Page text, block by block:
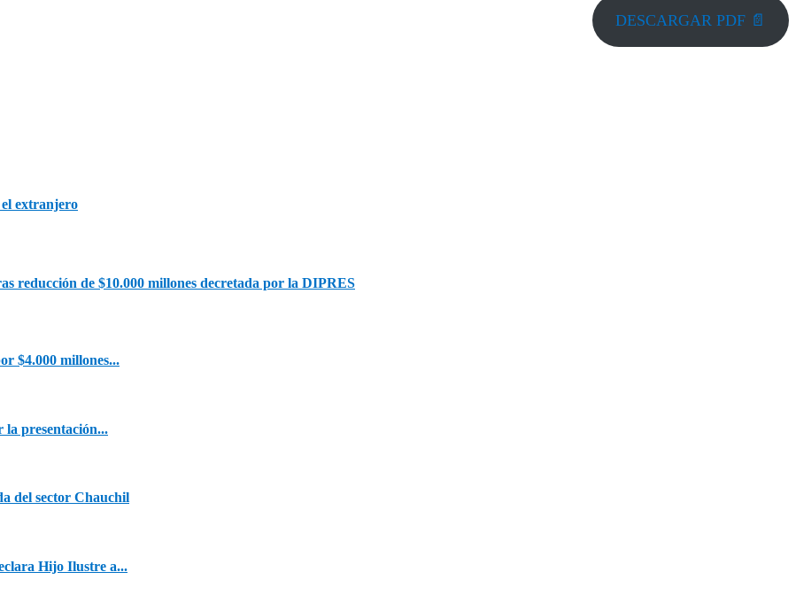
DESCARGAR PDF 📄
el extranjero
reducción de $10.000 millones decretada por la DIPRES
$4.000 millones...
la presentación...
del sector Chauchil
Hijo Ilustre a...